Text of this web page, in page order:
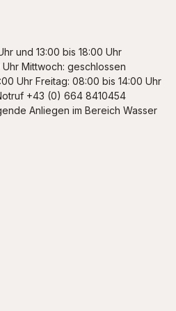
und 13:00 bis 18:00 Uhr
Mittwoch: geschlossen
Uhr Freitag: 08:00 bis 14:00 Uhr
+43 (0) 664 8410454
Anliegen im Bereich Wasser